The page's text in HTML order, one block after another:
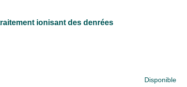
ionisant des denrées
Disponible